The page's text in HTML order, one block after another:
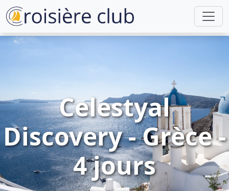
Celestyal
Discovery - Grèce -
4 jours